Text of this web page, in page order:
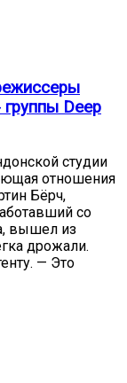
Deep
студии
отношения
Бёрч,
со
вышел из
дрожали.
— Это